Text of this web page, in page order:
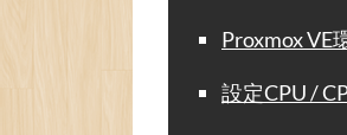
Proxmox VE
設定CPU /